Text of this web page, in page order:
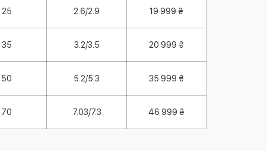
25 2.6/2.9 19 999 ₴
35 3.2/3.5 20 999 ₴
50 5.2/5.3 35 999 ₴
70 7.03/7.3 46 999 ₴